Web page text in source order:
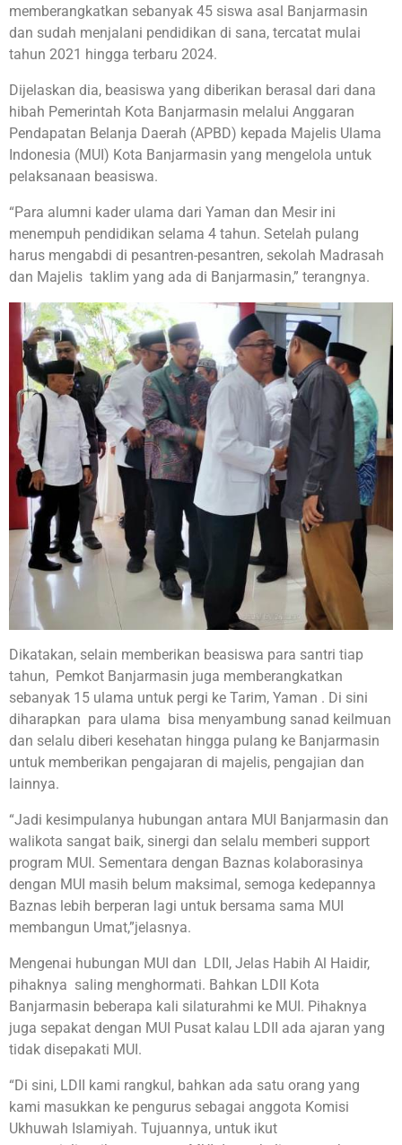
memberangkatkan sebanyak 45 siswa asal Banjarmasin
dan sudah menjalani pendidikan di sana, tercatat mulai
tahun 2021 hingga terbaru 2024.
Dijelaskan dia, beasiswa yang diberikan berasal dari dana
hibah Pemerintah Kota Banjarmasin melalui Anggaran
Pendapatan Belanja Daerah (APBD) kepada Majelis Ulama
Indonesia (MUI) Kota Banjarmasin yang mengelola untuk
pelaksanaan beasiswa.
“Para alumni kader ulama dari Yaman dan Mesir ini
menempuh pendidikan selama 4 tahun. Setelah pulang
harus mengabdi di pesantren-pesantren, sekolah Madrasah
dan Majelis taklim yang ada di Banjarmasin,” terangnya.
Dikatakan, selain memberikan beasiswa para santri tiap
tahun, Pemkot Banjarmasin juga memberangkatkan
sebanyak 15 ulama untuk pergi ke Tarim, Yaman . Di sini
diharapkan para ulama bisa menyambung sanad keilmuan
dan selalu diberi kesehatan hingga pulang ke Banjarmasin
untuk memberikan pengajaran di majelis, pengajian dan
lainnya.
“Jadi kesimpulanya hubungan antara MUI Banjarmasin dan
walikota sangat baik, sinergi dan selalu memberi support
program MUI. Sementara dengan Baznas kolaborasinya
dengan MUI masih belum maksimal, semoga kedepannya
Baznas lebih berperan lagi untuk bersama sama MUI
membangun Umat,”jelasnya.
Mengenai hubungan MUI dan LDII, Jelas Habih Al Haidir,
pihaknya saling menghormati. Bahkan LDII Kota
Banjarmasin beberapa kali silaturahmi ke MUI. Pihaknya
juga sepakat dengan MUI Pusat kalau LDII ada ajaran yang
tidak disepakati MUI.
“Di sini, LDII kami rangkul, bahkan ada satu orang yang
kami masukkan ke pengurus sebagai anggota Komisi
Ukhuwah Islamiyah. Tujuannya, untuk ikut